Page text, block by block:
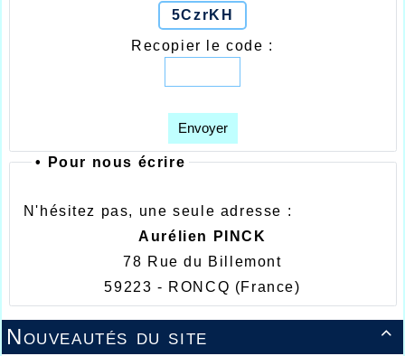

Nouveautés du site
5CzrKH
Recopier le code :
Envoyer
• Pour nous écrire
N'hésitez pas, une seule adresse :
Aurélien PINCK
78 Rue du Billemont
59223 - RONCQ (France)